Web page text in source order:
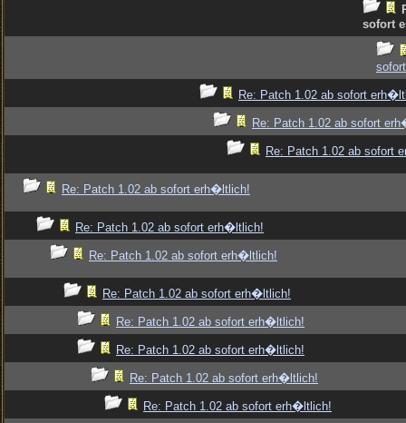
sofort
Re: Patch 1.02 ab sofort
Re: Patch 1.02 ab sofort
Re: Patch 1.02 ab sofort
Re: Patch 1.02 ab sofort erh�ltlich!
Re: Patch 1.02 ab sofort erh�ltlich!
Re: Patch 1.02 ab sofort erh�ltlich!
Re: Patch 1.02 ab sofort erh�ltlich!
Re: Patch 1.02 ab sofort erh�ltlich!
Re: Patch 1.02 ab sofort erh�ltlich!
Re: Patch 1.02 ab sofort erh�ltlich!
Re: Patch 1.02 ab sofort erh�ltlich!